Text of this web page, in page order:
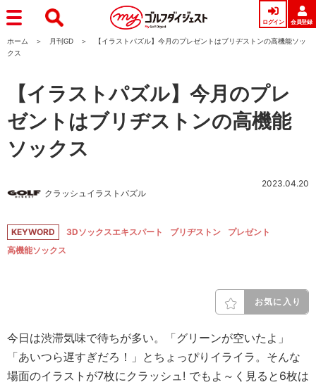
ログイン 会員登録
ホーム 月刊GD
【イラストパズル】今月のプレゼントはブリヂストンの高機能ソッ
クス
【イラストパズル】今月のプレ
ゼントはブリヂストンの高機能
ソックス
クラッシュイラストパズル
2023.04.20
KEYWORD 3Dソックスエキスパート ブリヂストン
プレゼント
高機能ソックス
お気に入り
今日は渋滞気味で待ちが多い。「グリーンが空いたよ」
「あいつら遅すぎだろ！」とちょっぴりイライラ。そんな
場面のイラストが7枚にクラッシュ! でもよ～く見ると6枚は